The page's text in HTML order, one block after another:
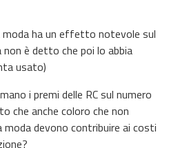
ha un effetto notevole sul
è detto che poi lo abbia
usato)
i premi delle RC sul numero
che anche coloro che non
devono contribuire ai costi